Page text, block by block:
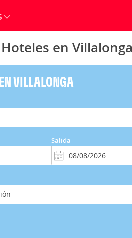
en Villalonga
VILLALONGA
Salida